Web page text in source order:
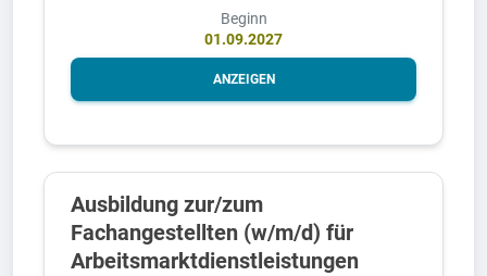
Beginn
01.09.2027
ANZEIGEN
Ausbildung zur/zum
Fachangestellten (w/m/d) für
Arbeitsmarktdienstleistungen